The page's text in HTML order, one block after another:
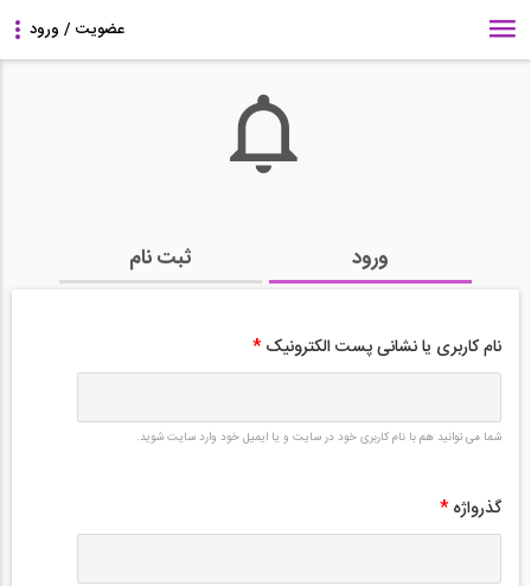
ورود ثبت نام
نام کاربری یا نشانی پست الکترونیک *
شما می توانید هم با نام کاربری خود در سایت و یا ایمیل خود وارد سایت شوید.
گذرواژه *